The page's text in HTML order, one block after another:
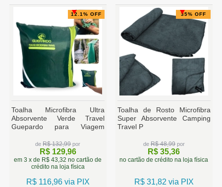
12.1% OFF
Toalha Microfibra Ultra
Absorvente Verde Travel
Guepardo para Viagem
deR$ 132,99por
R$ 129,96
em 3 x de R$ 43,32 no cartão de
crédito na loja física
R$ 116,96 via PIX
35% OFF
Toalha de Rosto Microfibra
Super Absorvente Camping
Travel P
de R$ 48,99por
R$ 35,36
no cartão de crédito na loja física
R$ 31,82 via PIX